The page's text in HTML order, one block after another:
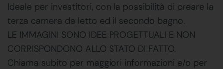
Ideale per investitori, con la possibilità di creare la
terza camera da letto ed il secondo bagno.
LE IMMAGINI SONO IDEE PROGETTUALI E NON
CORRISPONDONO ALLO STATO DI FATTO.
Chiama subito per maggiori informazioni e/o per